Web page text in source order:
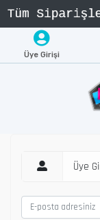
Üye Girişi
Üye